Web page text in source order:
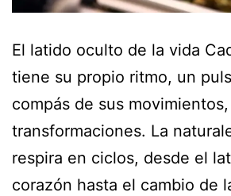
El latido oculto de la vida
tiene su propio ritmo, un
compás de sus
transformaciones. La
respira en ciclos, desde el
corazón hasta el cambio de